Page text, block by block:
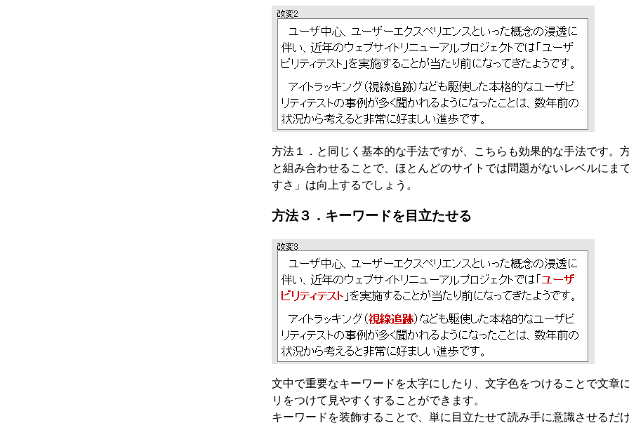
方法１．と同じく基本的な手法ですが、こちらも効果的な手法です。
と組み合わせることで、ほとんどのサイトでは問題がないレベルにま
すさ」は向上するでしょう。
方法３．キーワードを目立たせる
文中で重要なキーワードを太字にしたり、文字色をつけることで文章
リをつけて見やすくすることができます。
キーワードを装飾することで、単に目立たせて読み手に意識させるだ